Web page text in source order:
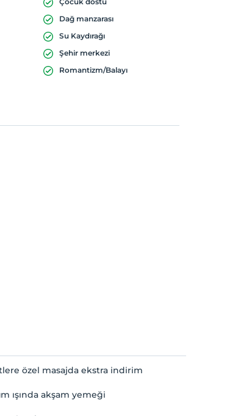
Dağ manzarası
Su Kaydırağı
Şehir merkezi
Romantizm/Balayı
özel masajda ekstra indirim
ışında akşam yemeği